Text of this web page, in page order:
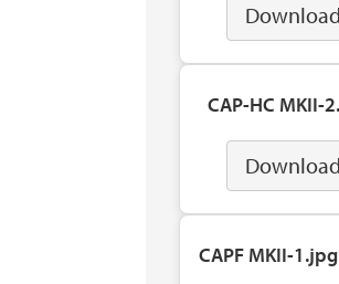
Download
CAP-HC MKII-
Download
CAPF MKII-1.jpg